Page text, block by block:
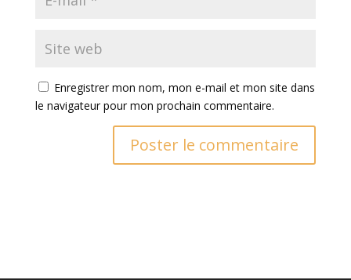
Enregistrer mon nom, mon e-mail et mon site dans
le navigateur pour mon prochain commentaire.